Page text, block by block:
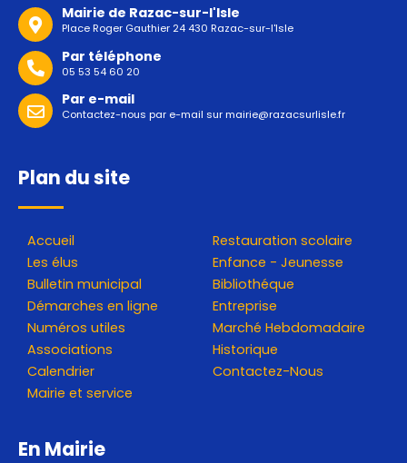
Mairie de Razac-sur-l'Isle
Place Roger Gauthier 24 430 Razac-sur-l'Isle
Par téléphone
05 53 54 60 20
Par e-mail
Contactez-nous par e-mail surmairie@razacsurlisle.fr
Plan du site
Accueil
Les élus
Bulletin municipal
Démarches en ligne
Numéros utiles
Associations
Calendrier
Mairie et service
Restauration scolaire
Enfance - Jeunesse
Bibliothéque
Entreprise
Marché Hebdomadaire
Historique
Contactez-Nous
En Mairie